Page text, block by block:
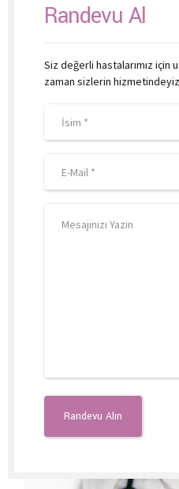
Randevu Al
Siz değerli hastalarımız için
zaman sizlerin